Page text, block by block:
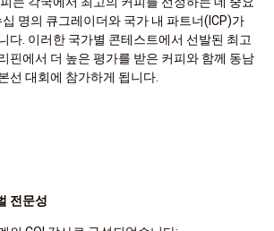
명의 큐그레이더와 국가 내 파트너(ICP)가
다. 이러한 국가별 콘테스트에서 선발된 최고
핀에서 더 높은 평가를 받은 커피와 함께 동남
선 대회에 참가하게 됩니다.
전문성